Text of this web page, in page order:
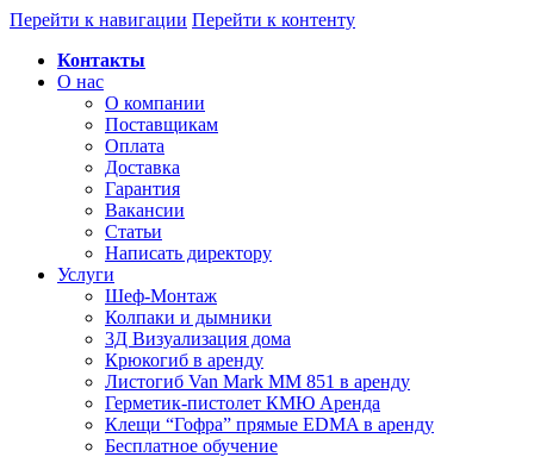
Перейти к навигации Перейти к контенту
Контакты
О нас
О компании
Поставщикам
Оплата
Доставка
Гарантия
Вакансии
Статьи
Написать директору
Услуги
Шеф-Монтаж
Колпаки и дымники
3Д Визуализация дома
Крюкогиб в аренду
Листогиб Van Mark MM 851 в аренду
Герметик-пистолет КМЮ Аренда
Клещи “Гофра” прямые EDMA в аренду
Бесплатное обучение